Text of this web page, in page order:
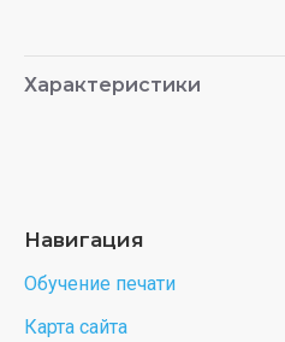
Характеристики
Навигация
Обучение печати
Карта сайта